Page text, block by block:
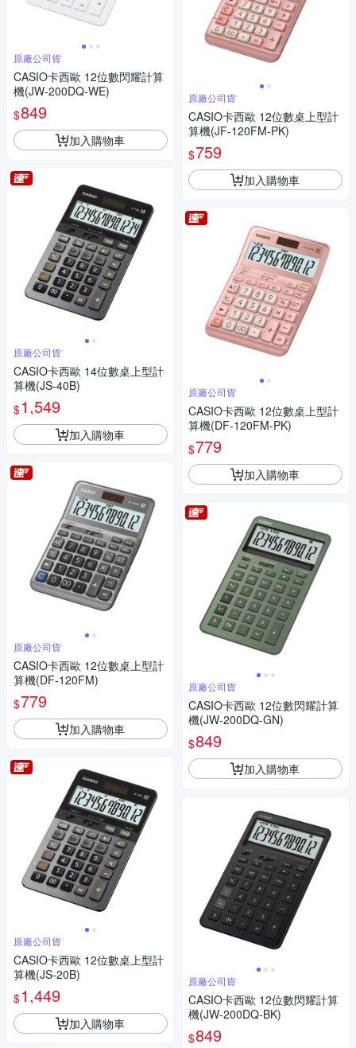
原廠公司貨
CASIO卡西歐 12位數閃耀計算
機(JW-200DQ-WE)
$849
加入購物車
原廠公司貨
CASIO卡西歐 14位數桌上型計
算機(JS-40B)
$1,549
加入購物車
原廠公司貨
CASIO卡西歐 12位數桌上型計
算機(DF-120FM)
$779
加入購物車
原廠公司貨
CASIO卡西歐 12位數桌上型計
算機(JS-20B)
$1,449
加入購物車
原廠公司貨
CASIO卡西歐 12位數桌上型計
算機(JF-120FM-PK)
$759
加入購物車
原廠公司貨
CASIO卡西歐 12位數桌上型計
算機(DF-120FM-PK)
$779
加入購物車
原廠公司貨
CASIO卡西歐 12位數閃耀計算
機(JW-200DQ-GN)
$849
加入購物車
原廠公司貨
CASIO卡西歐 12位數閃耀計算
機(JW-200DQ-BK)
$849